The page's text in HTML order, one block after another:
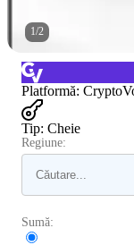
1/2
Platformă:
Tip: Cheie
Regiune:
Sumă: